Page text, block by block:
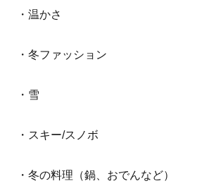
・温かさ
・冬ファッション
・雪
・スキー/スノボ
・冬の料理（鍋、おでんなど）